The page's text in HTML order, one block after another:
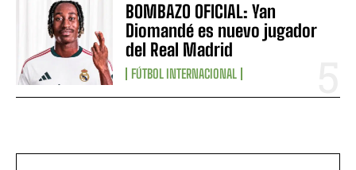
BOMBAZO OFICIAL: Yan
Diomandé es nuevo jugador
del Real Madrid
FÚTBOL INTERNACIONAL